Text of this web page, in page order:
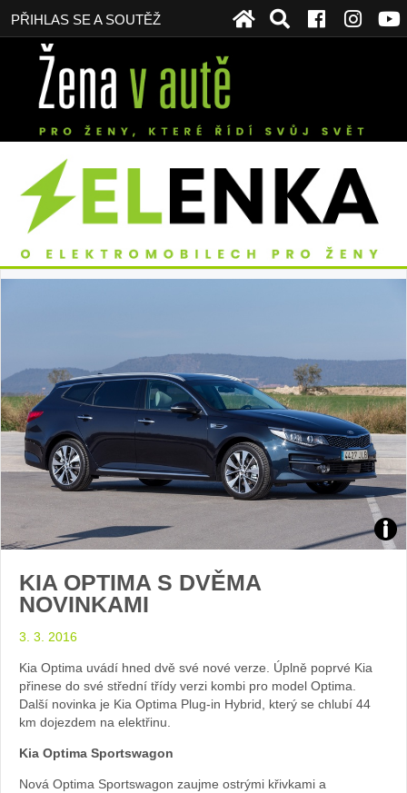
PŘIHLAS SE A SOUTĚŽ
KIA OPTIMA S DVĚMA
NOVINKAMI
3. 3. 2016
Kia Optima uvádí hned dvě své nové verze. Úplně poprvé Kia
přinese do své střední třídy verzi kombi pro model Optima.
Další novinka je Kia Optima Plug-in Hybrid, který se chlubí 44
km dojezdem na elektřinu.
Kia Optima Sportswagon
Nová Optima Sportswagon zaujme ostrými křivkami a